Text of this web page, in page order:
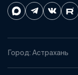
Город: Астрахань